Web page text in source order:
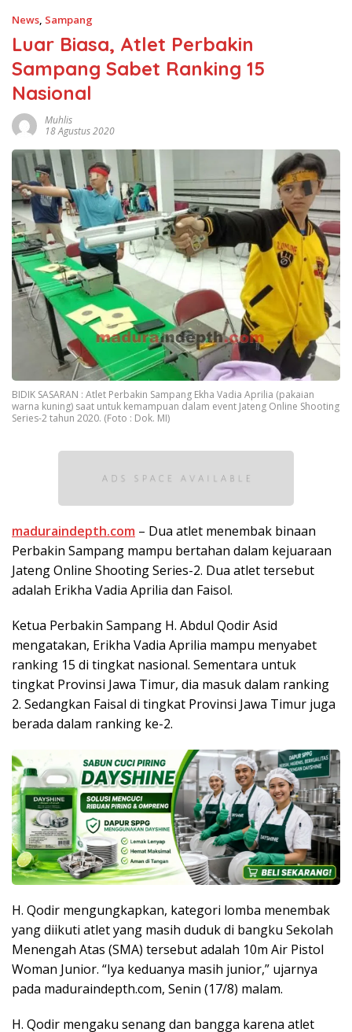
News, Sampang
Luar Biasa, Atlet Perbakin
Sampang Sabet Ranking 15
Nasional
Muhlis
18 Agustus 2020
BIDIK SASARAN : Atlet Perbakin Sampang Ekha Vadia Aprilia (pakaian
warna kuning) saat untuk kemampuan dalam event Jateng Online Shooting
Series-2 tahun 2020. (Foto : Dok. MI)
maduraindepth.com – Dua atlet menembak binaan
Perbakin Sampang mampu bertahan dalam kejuaraan
Jateng Online Shooting Series-2. Dua atlet tersebut
adalah Erikha Vadia Aprilia dan Faisol.
Ketua Perbakin Sampang H. Abdul Qodir Asid
mengatakan, Erikha Vadia Aprilia mampu menyabet
ranking 15 di tingkat nasional. Sementara untuk
tingkat Provinsi Jawa Timur, dia masuk dalam ranking
2. Sedangkan Faisal di tingkat Provinsi Jawa Timur juga
berada dalam ranking ke-2.
H. Qodir mengungkapkan, kategori lomba menembak
yang diikuti atlet yang masih duduk di bangku Sekolah
Menengah Atas (SMA) tersebut adalah 10m Air Pistol
Woman Junior. “Iya keduanya masih junior,” ujarnya
pada maduraindepth.com, Senin (17/8) malam.
H. Qodir mengaku senang dan bangga karena atlet